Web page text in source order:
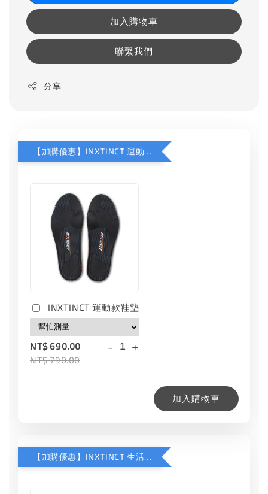
加入購物車
聯繫我們
分享
【加購優惠】INXTINCT 運動款鞋墊
INXTINCT 運動款鞋墊
NT$ 690.00
NT$ 790.00
- +
加入購物車
【加購優惠】INXTINCT 生活日用鞋墊